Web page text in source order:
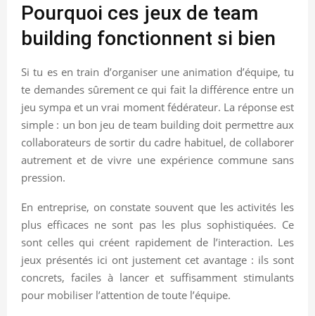
Pourquoi ces jeux de team
building fonctionnent si bien
Si tu es en train d’organiser une animation d’équipe, tu
te demandes sûrement ce qui fait la différence entre un
jeu sympa et un vrai moment fédérateur. La réponse est
simple : un bon jeu de team building doit permettre aux
collaborateurs de sortir du cadre habituel, de collaborer
autrement et de vivre une expérience commune sans
pression.
En entreprise, on constate souvent que les activités les
plus efficaces ne sont pas les plus sophistiquées. Ce
sont celles qui créent rapidement de l’interaction. Les
jeux présentés ici ont justement cet avantage : ils sont
concrets, faciles à lancer et suffisamment stimulants
pour mobiliser l’attention de toute l’équipe.